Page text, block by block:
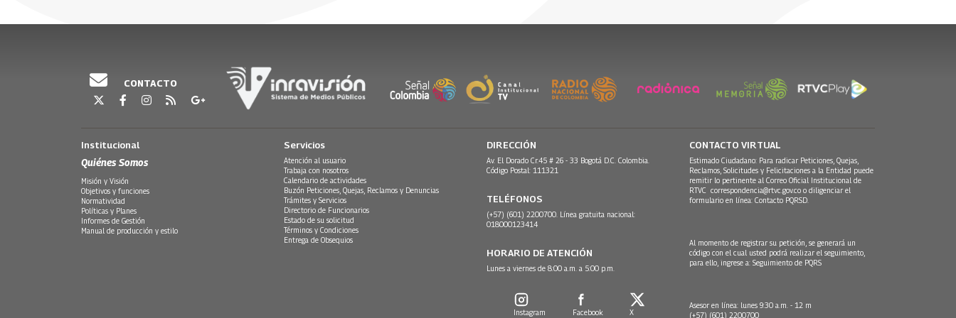
Emisión 12 de agosto 2025
CONTACTO
Institucional
Quiénes Somos
Misión y Visión
Objetivos y funciones
Normatividad
Políticas y Planes
Informes de Gestión
Manual de producción y estilo
Servicios
Atención al usuario
Trabaja con nosotros
Calendario de actividades
Buzón Peticiones, Quejas, Reclamos y Denuncias
Trámites y Servicios
Directorio de Funcionarios
Estado de su solicitud
Términos y Condiciones
Entrega de Obsequios
DIRECCIÓN
Av. El Dorado Cr.45 # 26 - 33 Bogotá D.C. Colombia.
Código Postal: 111321
TELÉFONOS
(+57) (601) 2200700. Línea gratuita nacional:
018000123414
HORARIO DE ATENCIÓN
Lunes a viernes de 8:00 a.m. a 5:00 p.m.
Instagram Facebook X
CONTACTO VIRTUAL
Estimado Ciudadano: Para radicar Peticiones, Quejas,
Reclamos, Solicitudes y Felicitaciones a la Entidad puede
remitir lo pertinente al Correo Oficial Institucional de
RTVC correspondencia@rtvc.gov.co o diligenciar el
formulario en línea: Contacto PQRSD.
Al momento de registrar su petición, se generará un
código con el cual usted podrá realizar el seguimiento,
para ello, ingrese a: Seguimiento de PQRS
Asesor en línea: lunes 9:30 a.m. - 12 m
(+57) (601) 2200700